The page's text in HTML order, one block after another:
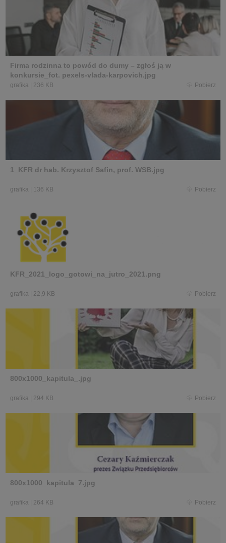
Firma rodzinna to powód do dumy – zgłoś ją w
konkursie_fot. pexels-vlada-karpovich.jpg
grafika 236 KB Pobierz
1_KFR dr hab. Krzysztof Safin, prof. WSB.jpg
grafika 136 KB Pobierz
KFR_2021_logo_gotowi_na_jutro_2021.png
grafika 22,9 KB Pobierz
800x1000_kapitula_.jpg
grafika 294 KB Pobierz
800x1000_kapitula_7.jpg
grafika 264 KB Pobierz